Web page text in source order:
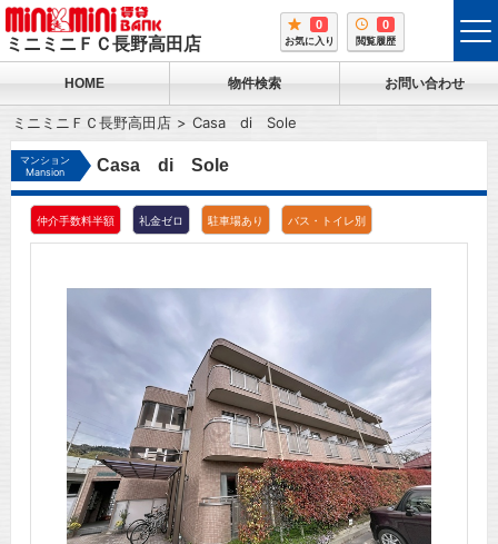
ミニミニＦＣ長野高田店
0
お気に入り
0
閲覧履歴
HOME 物件検索 お問い合わせ
ミニミニＦＣ長野高田店 Casa di Sole
マンション
Mansion
Casa di Sole
仲介手数料半額 礼金ゼロ 駐車場あり バス・トイレ別